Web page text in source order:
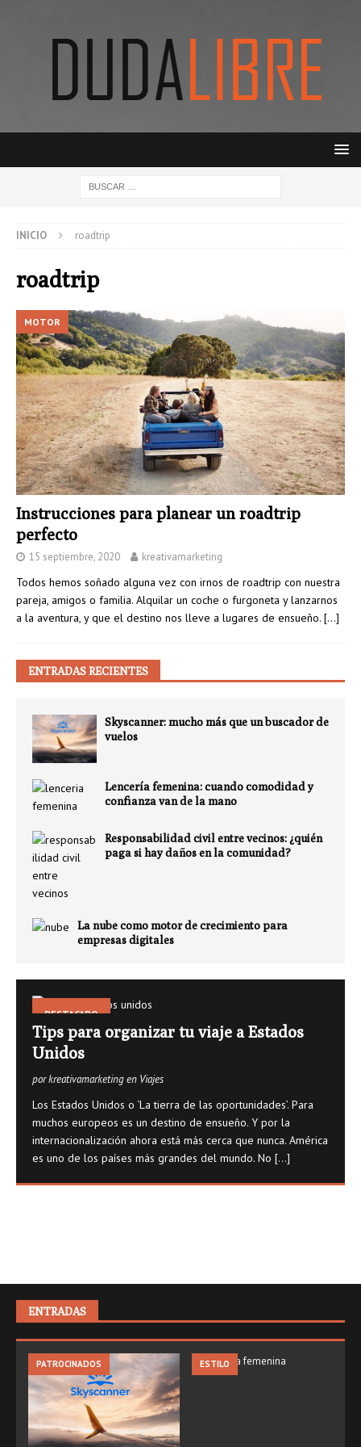
INICIO roadtrip
roadtrip
MOTOR
Instrucciones para planear un roadtrip
perfecto
15 septiembre, 2020 kreativamarketing
Todos hemos soñado alguna vez con irnos de roadtrip con nuestra
pareja, amigos o familia. Alquilar un coche o furgoneta y lanzarnos
a la aventura, y que el destino nos lleve a lugares de ensueño. […]
ENTRADAS RECIENTES
Skyscanner: mucho más que un buscador de
vuelos
Lencería femenina: cuando comodidad y
confianza van de la mano
Responsabilidad civil entre vecinos: ¿quién
paga si hay daños en la comunidad?
La nube como motor de crecimiento para
empresas digitales
DESTACADO
Tips para organizar tu viaje a Estados
Unidos
por kreativamarketing en Viajes
Los Estados Unidos o ‘La tierra de las oportunidades’. Para
muchos europeos es un destino de ensueño. Y por la
internacionalización ahora está más cerca que nunca. América
es uno de los países más grandes del mundo. No [...]
ENTRADAS
PATROCINADOS ESTILO